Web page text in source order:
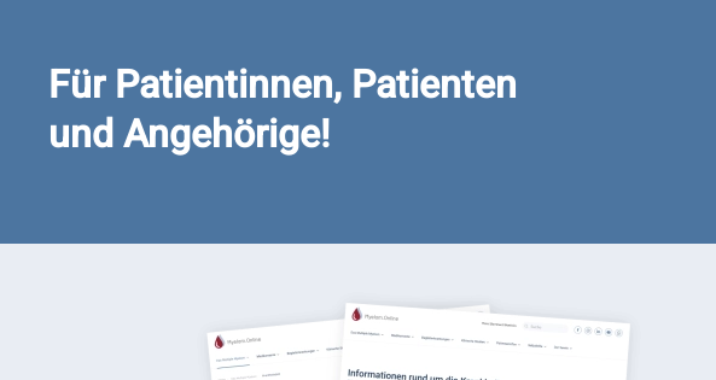
Für Patientinnen, Patienten
und Angehörige!